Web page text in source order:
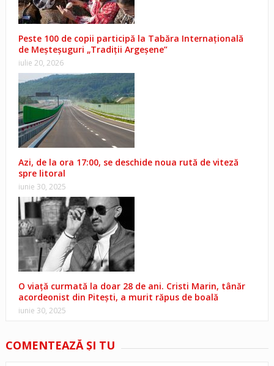
Peste 100 de copii participă la Tabăra Internațională
de Meșteșuguri „Tradiții Argeșene”
iulie 20, 2026
Azi, de la ora 17:00, se deschide noua rută de viteză
spre litoral
iunie 30, 2025
O viață curmată la doar 28 de ani. Cristi Marin, tânăr
acordeonist din Pitești, a murit răpus de boală
iunie 30, 2025
COMENTEAZĂ ŞI TU